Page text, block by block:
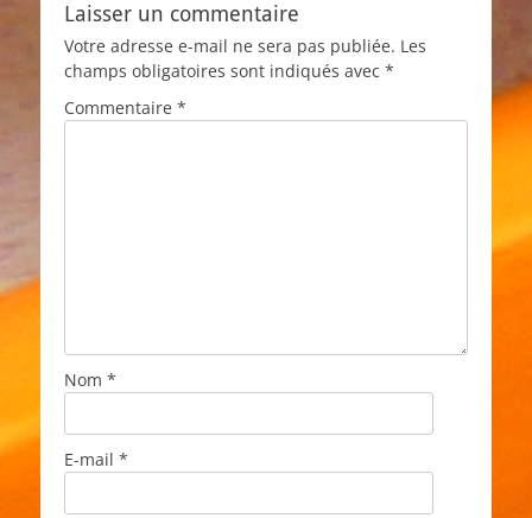
Laisser un commentaire
Votre adresse e-mail ne sera pas publiée. Les
champs obligatoires sont indiqués avec *
Commentaire *
Nom *
E-mail *